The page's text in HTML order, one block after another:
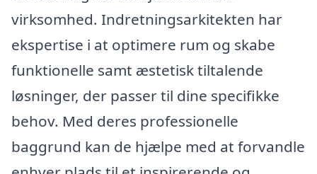
virksomhed. Indretningsarkitekten har
ekspertise i at optimere rum og skabe
funktionelle samt æstetisk tiltalende
løsninger, der passer til dine specifikke
behov. Med deres professionelle
baggrund kan de hjælpe med at forvandle